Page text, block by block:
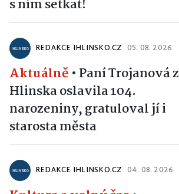
s ním setkat!
REDAKCE IHLINSKO.CZ 05. 08. 2026
Aktuálně • Paní Trojanová z
Hlinska oslavila 104.
narozeniny, gratuloval jí i
starosta města
REDAKCE IHLINSKO.CZ 04. 08. 2026